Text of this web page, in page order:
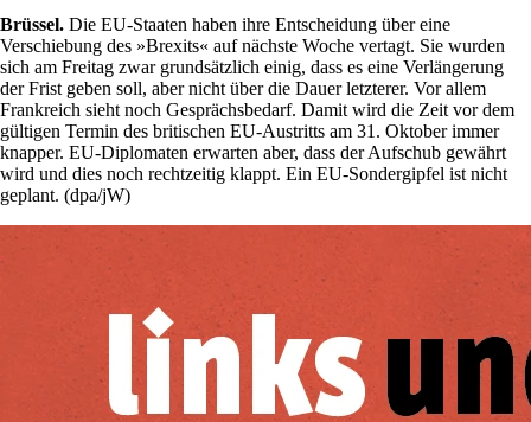
Brüssel. Die EU-Staaten haben ihre Entscheidung über eine
Verschiebung des »Brexits« auf nächste Woche vertagt. Sie wurden
sich am Freitag zwar grundsätzlich einig, dass es eine Verlängerung
der Frist geben soll, aber nicht über die Dauer letzterer. Vor allem
Frankreich sieht noch Gesprächsbedarf. Damit wird die Zeit vor dem
gültigen Termin des britischen EU-Austritts am 31. Oktober immer
knapper. EU-Diplomaten erwarten aber, dass der Aufschub gewährt
wird und dies noch rechtzeitig klappt. Ein EU-Sondergipfel ist nicht
geplant. (dpa/jW)